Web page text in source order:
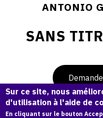
ANTONIO
SANS
Sur ce site, nous
d'utilisation à l'aide de
En cliquant sur le bouton